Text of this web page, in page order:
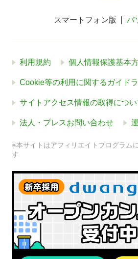
スマートフォン版 パ
利用規約 個人情報保護基本
Cookie等の利用に関するガイド
サイトアクセス情報の取得につい
法人・プレスお問い合わせ
※本サイトはアフィリエイトプログラム
す